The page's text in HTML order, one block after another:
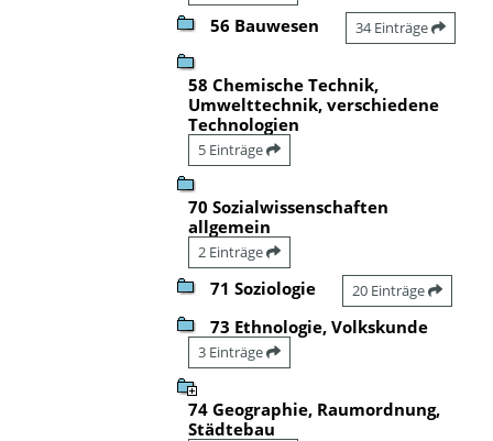
56 Bauwesen 34 Einträge
58 Chemische Technik,
Umwelttechnik, verschiedene
Technologien
5 Einträge
70 Sozialwissenschaften
allgemein
2 Einträge
71 Soziologie 20 Einträge
73 Ethnologie, Volkskunde
3 Einträge
74 Geographie, Raumordnung,
Städtebau